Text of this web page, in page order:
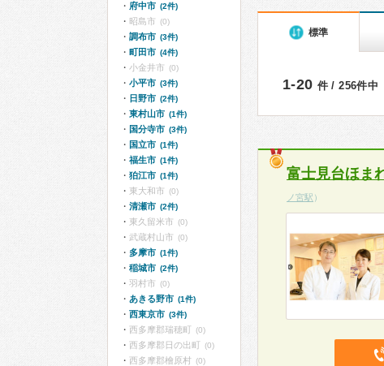
標準
1-20 件 / 256件中
富士見台ほま
ノ宮駅 ）
府中市 (2件)
昭島市 (0)
調布市 (3件)
町田市 (4件)
小金井市 (0)
小平市 (3件)
日野市 (2件)
東村山市 (1件)
国分寺市 (3件)
国立市 (1件)
福生市 (1件)
狛江市 (1件)
東大和市 (0)
清瀬市 (2件)
東久留米市 (0)
武蔵村山市 (0)
多摩市 (1件)
稲城市 (2件)
羽村市 (0)
あきる野市 (1件)
西東京市 (3件)
西多摩郡瑞穂町 (0)
西多摩郡日の出町 (0)
西多摩郡檜原村 (0)